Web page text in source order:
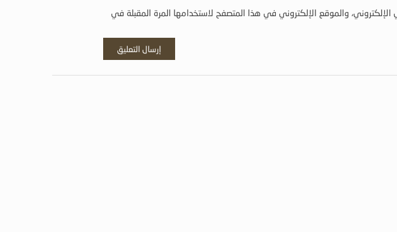
والموقع الإلكتروني في هذا المتصفح لاستخدامها المرة المقبلة في